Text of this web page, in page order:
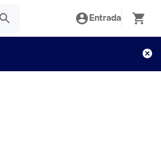
Entrada